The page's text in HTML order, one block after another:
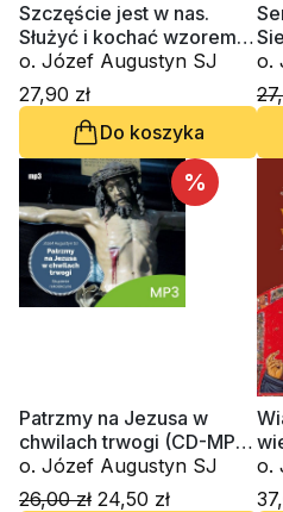
Szczęście jest w nas.
Służyć i kochać wzorem
Maryi (CD-audiobook)
o. Józef Augustyn SJ
27,90 zł
Do koszyka
%
Patrzmy na Jezusa w
chwilach trwogi (CD-MP3-
audiobook)
o. Józef Augustyn SJ
26,00 zł 24,50 zł